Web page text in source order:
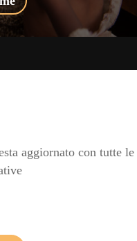
aggiornato con tutte le